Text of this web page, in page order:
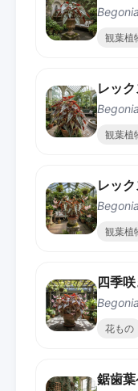
観葉植
レッ
観葉植
レッ
観葉植
四季
花もの
鋸歯